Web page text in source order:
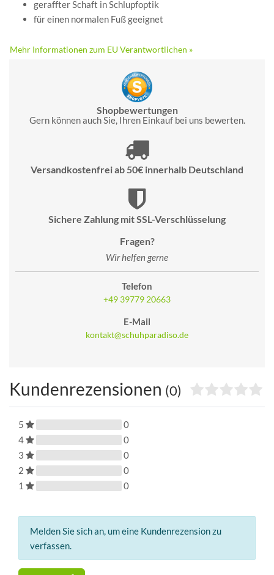
geraffter Schaft in Schlupfoptik
für einen normalen Fuß geeignet
Mehr Informationen zum EU Verantwortlichen »
Shopbewertungen
Gern können auch Sie, Ihren Einkauf bei uns bewerten.
Versandkostenfrei ab 50€ innerhalb Deutschland
Sichere Zahlung mit SSL-Verschlüsselung
Fragen?
Wir helfen gerne
Telefon
+49 39779 20663
E-Mail
kontakt@schuhparadiso.de
Kundenrezensionen (0)
5
0
4
0
3
0
2
0
1
0
Melden Sie sich an, um eine Kundenrezension zu
verfassen.